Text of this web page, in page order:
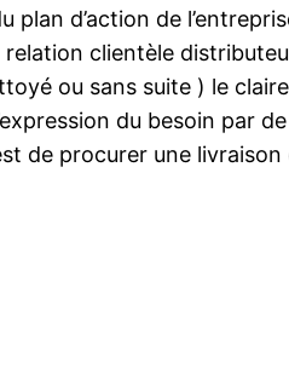
d’action de
clientèle
ou sans suite ) le
du besoin par
de procurer une